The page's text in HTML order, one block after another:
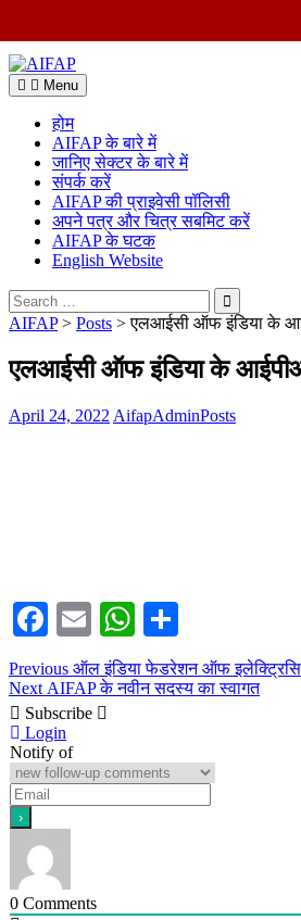
Skip
to
content
Menu
होम
AIFAP के बारे में
जानिए सेक्टर के बारे में
संपर्क करें
AIFAP की प्राइवेसी पॉलिसी
अपने पत्र और चित्र सबमिट करें
AIFAP के घटक
English Website
Search
for:
AIFAP> Posts >एलआईसी ऑफ इंडिया के
एलआईसी ऑफ इंडिया के
April 24, 2022 AifapAdminPosts
Facebook
EmailWhatsApp
Post
navigation
Previous Previous
post:
ऑल इंडिया फेडरेशन ऑफ
Next Next
post:
AIFAP के नवीन सदस्य का स्वागत
Subscribe
Login
Notify of
0 Comments